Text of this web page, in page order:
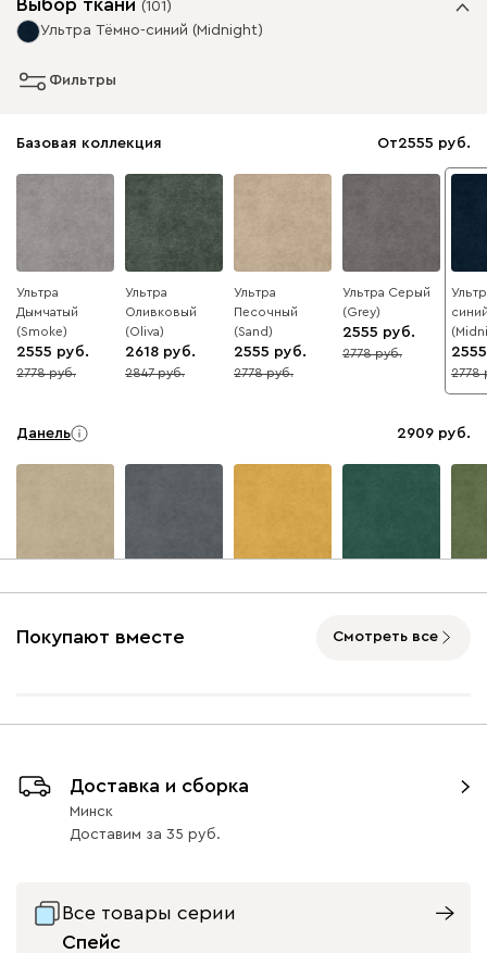
(101)
Ультра Тёмно-синий (Midnight)
Фильтры
Базовая коллекция От2555
Ультра
Дымчатый
(Smoke)
2555
8
2778
Ультра
Оливковый
(Oliva)
2618
8
2847
Ультра
Песочный
(Sand)
2555
8
2778
Ультра Серый
(Grey)
2555
8
2778 2555
8
2778
Данель 2909
Айвори (Ivory)
(Mustard)
Покупают вместе Смотреть все
Доставка и сборка
Минск
Доставим за 35
Все товары серии
Спейс